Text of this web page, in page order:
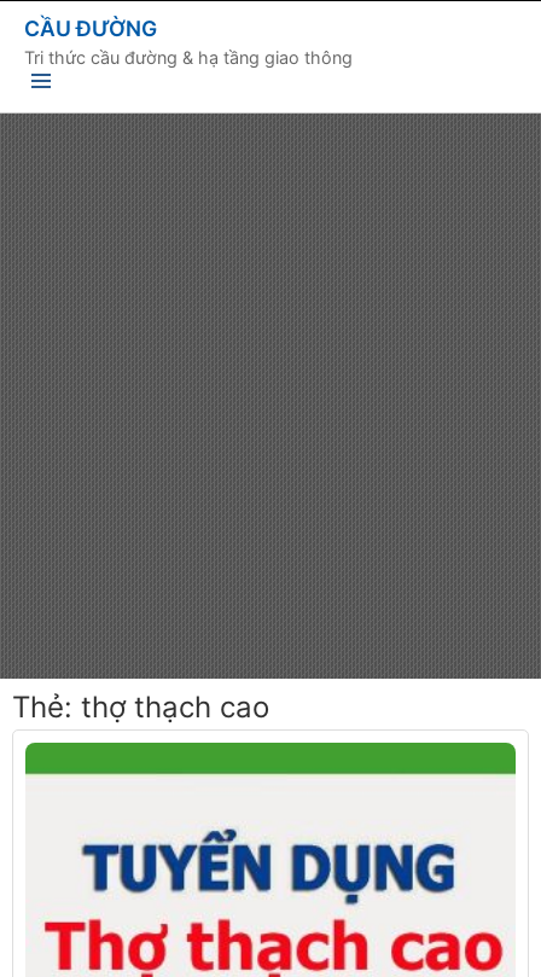
CẦU ĐƯỜNG
Tri thức cầu đường & hạ tầng giao thông
Thẻ: thợ thạch cao